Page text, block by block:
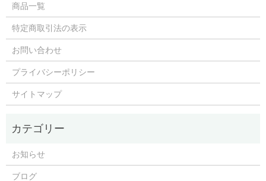
商品一覧
特定商取引法の表示
お問い合わせ
プライバシーポリシー
サイトマップ
お知らせ
ブログ